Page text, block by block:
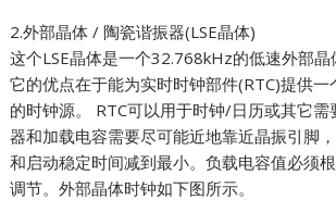
2.外部晶体 / 陶瓷谐振器(LSE晶体)
这个LSE晶体是一个32.768kHz的低速外部晶
它的优点在于能为实时时钟部件(RTC)提供
的时钟源。 RTC可以用于时钟/日历或其它
器和加载电容需要尽可能近地靠近晶振引脚
和启动稳定时间减到最小。负载电容值必须
调节。外部晶体时钟如下图所示。